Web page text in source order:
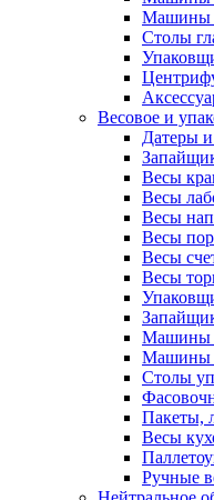
Машины
Столы
Весовое и
Датеры
Весы
Весы
Весы
Весы
Весы
Весы
Машины
Машины
Столы
Пакеты,
Весы
Ручные